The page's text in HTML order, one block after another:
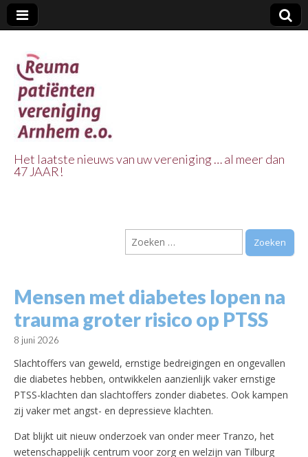
Vereniging
Arnhem e.o.
Het laatste nieuws van uw vereniging … al meer dan
47 JAAR!
Zoeken
naar:
Mensen met diabetes lopen na
trauma groter risico op PTSS
8 juni 2026
Slachtoffers van geweld, ernstige bedreigingen en ongevallen
die diabetes hebben, ontwikkelen aanzienlijk vaker ernstige
PTSS-klachten dan slachtoffers zonder diabetes. Ook kampen
zij vaker met angst- en depressieve klachten.
Dat blijkt uit nieuw onderzoek van onder meer Tranzo, het
wetenschappelijk centrum voor zorg en welzijn van Tilburg